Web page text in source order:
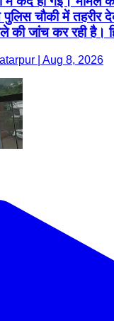
चौकी में तहरीर
की जांच कर रही है।
| Aug 8, 2026